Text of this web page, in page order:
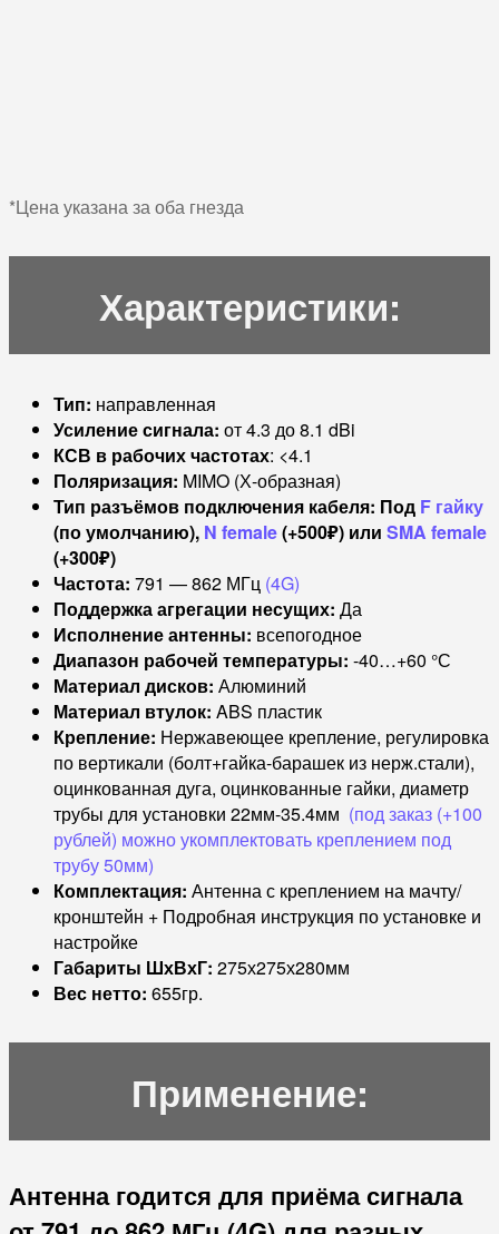
*Цена указана за оба гнезда
Характеристики:
Тип: направленная
Усиление сигнала: от 4.3 до 8.1 dBi
КСВ в рабочих частотах: <4.1
Поляризация: MIMO (Х-образная)
Тип разъёмов подключения кабеля: Под F гайку
(по умолчанию), N female(+500₽) или SMA female
(+300₽)
Частота: 791 — 862 МГц (4G)
Поддержка агрегации несущих: Да
Исполнение антенны: всепогодное
Диапазон рабочей температуры: -40…+60 °С
Материал дисков: Алюминий
Материал втулок: ABS пластик
Крепление: Нержавеющее крепление, регулировка
по вертикали (болт+гайка-барашек из нерж.стали),
оцинкованная дуга, оцинкованные гайки, диаметр
трубы для установки 22мм-35.4мм (под заказ (+100
рублей) можно укомплектовать креплением под
трубу 50мм)
Комплектация: Антенна с креплением на мачту/
кронштейн + Подробная инструкция по установке и
настройке
Габариты ШхВхГ: 275х275х280мм
Вес нетто: 655гр.
Применение:
Антенна годится для приёма сигнала